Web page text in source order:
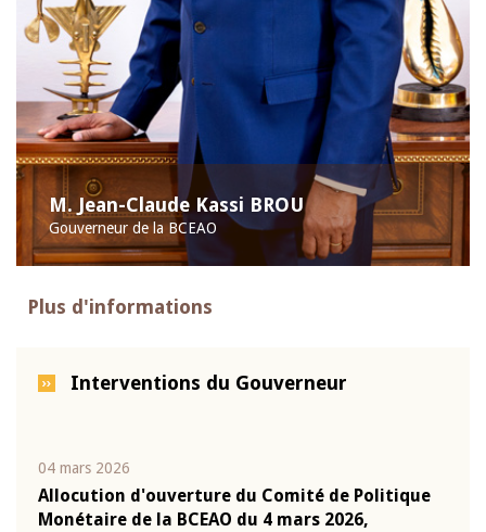
M. Jean-Claude Kassi BROU
Gouverneur de la BCEAO
Plus d'informations
Interventions du Gouverneur
04 mars 2026
Allocution d'ouverture du Comité de Politique
Monétaire de la BCEAO du 4 mars 2026,